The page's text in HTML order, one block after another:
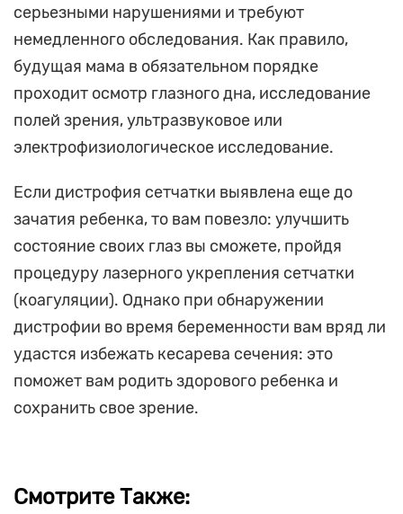
серьезными нарушениями и требуют
немедленного обследования. Как правило,
будущая мама в обязательном порядке
проходит осмотр глазного дна, исследование
полей зрения, ультразвуковое или
электрофизиологическое исследование.
Если дистрофия сетчатки выявлена еще до
зачатия ребенка, то вам повезло: улучшить
состояние своих глаз вы сможете, пройдя
процедуру лазерного укрепления сетчатки
(коагуляции). Однако при обнаружении
дистрофии во время беременности вам вряд ли
удастся избежать кесарева сечения: это
поможет вам родить здорового ребенка и
сохранить свое зрение.
Смотрите Также: